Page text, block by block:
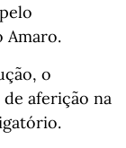
Amaro.
o
aferição na